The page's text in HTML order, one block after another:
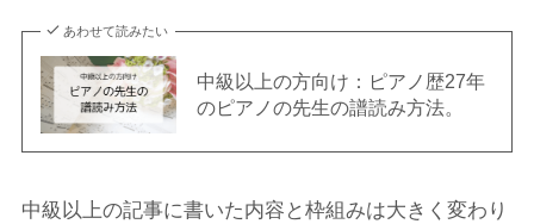
あわせて読みたい
中級以上の方向け：ピアノ歴27年
のピアノの先生の譜読み方法。
中級以上の記事に書いた内容と枠組みは大きく変わり